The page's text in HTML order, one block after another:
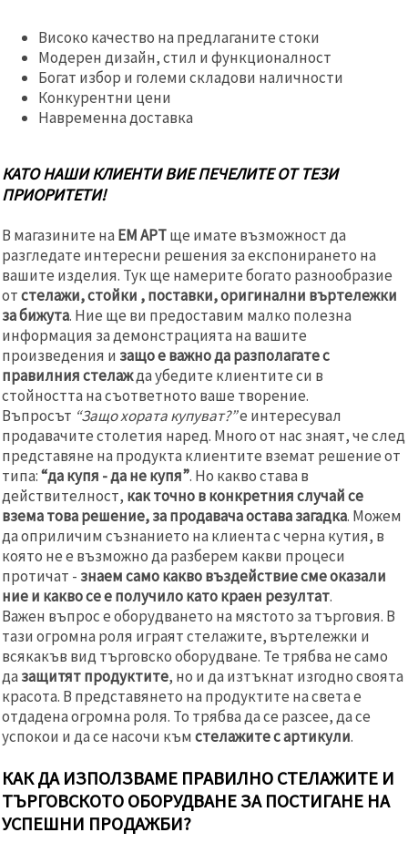
Високо качество на предлаганите стоки
Модерен дизайн, стил и функционалност
Богат избор и големи складови наличности
Конкурентни цени
Навременна доставка
КАТО НАШИ КЛИЕНТИ ВИЕ ПЕЧЕЛИТЕ ОТ ТЕЗИ
ПРИОРИТЕТИ!
В магазините на ЕМ АРТще имате възможност да
разгледате интересни решения за експонирането на
вашите изделия. Тук ще намерите богато разнообразие
отстелажи, стойки , поставки, оригинални въртележки
за бижута. Ние ще ви предоставим малко полезна
информация за демонстрацията на вашите
произведения и защо е важно да разполагате с
правилния стелажда убедите клиентите си в
стойността на съответното ваше творение.
Въпросът “Защо хората купуват?”е интересувал
продавачите столетия наред. Много от нас знаят, че след
представяне на продукта клиентите вземат решение от
типа:“да купя - да не купя”. Но какво става в
действителност, как точно в конкретния случай се
взема това решение, за продавача остава загадка. Можем
да оприличим съзнанието на клиента с черна кутия, в
която не е възможно да разберем какви процеси
протичат - знаем само какво въздействие сме оказали
ние и какво се е получило като краен резултат.
Важен въпрос е оборудването на мястото за търговия. В
тази огромна роля играят стелажите, въртележки и
всякакъв вид търговско оборудване. Те трябва не само
да защитят продуктите, но и да изтъкнат изгодно своята
красота. В представянето на продуктите на света е
отдадена огромна роля. То трябва да се разсее, да се
успокои и да се насочи към стелажите с артикули.
КАК ДА ИЗПОЛЗВАМЕ ПРАВИЛНО СТЕЛАЖИТЕ И
ТЪРГОВСКОТО ОБОРУДВАНЕ ЗА ПОСТИГАНЕ НА
УСПЕШНИ ПРОДАЖБИ?